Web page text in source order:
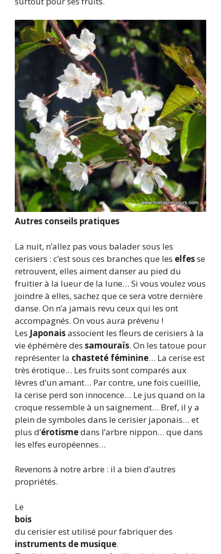
Autres conseils pratiques
La nuit, n’allez pas vous balader sous les
cerisiers : c’est sous ces branches que les elfesse
retrouvent, elles aiment danser au pied du
fruitier à la lueur de la lune… Si vous voulez vous
joindre à elles, sachez que ce sera votre dernière
danse. On n’a jamais revu ceux qui les ont
accompagnés. On vous aura prévenu !
Les Japonaisassocient les fleurs de cerisiers à la
vie éphémère des samouraïs. On les tatoue pour
représenter la chasteté féminine… La cerise est
très érotique… Les fruits sont comparés aux
lèvres d’un amant… Par contre, une fois cueillie,
la cerise perd son innocence… Le jus quand on la
croque ressemble à un saignement… Bref, il y a
plein de symboles dans le cerisier japonais… et
plus d’érotismedans l’arbre nippon… que dans
les elfes européennes…
Revenons à notre arbre : il a bien d’autres
propriétés.
Le
bois
du cerisier est utilisé pour fabriquer des
instruments de musique.